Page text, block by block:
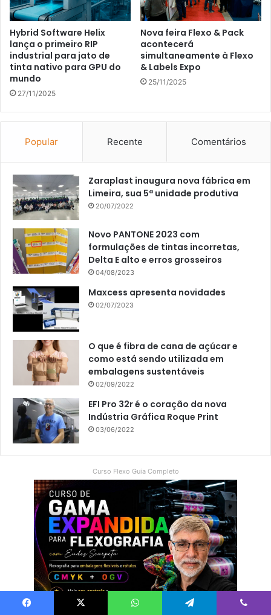
Hybrid Software Helix
lança o primeiro RIP
industrial para jato de
tinta nativo para GPU do
mundo
27/11/2025
Nova feira Flexo & Pack
acontecerá
simultaneamente à Flexo
& Labels Expo
25/11/2025
Popular Recente Comentários
Zaraplast inaugura nova fábrica em
Limeira, sua 5ª unidade produtiva
20/07/2022
Novo PANTONE 2023 com
formulações de tintas incorretas,
Delta E alto e erros grosseiros
04/08/2023
Maxcess apresenta novidades
02/07/2023
O que é fibra de cana de açúcar e
como está sendo utilizada em
embalagens sustentáveis
02/09/2022
EFI Pro 32r é o coração da nova
Indústria Gráfica Roque Print
03/06/2022
Curso Flexo Guia Completo